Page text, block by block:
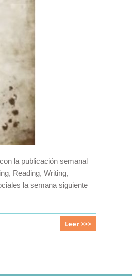
la publicación semanal
Reading, Writing,
la semana siguiente
Leer >>>